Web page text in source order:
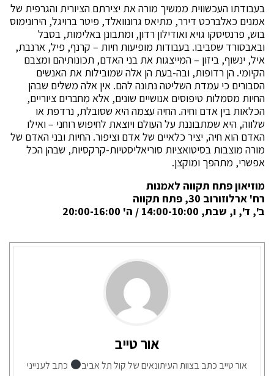
בעבודתו העכשווית ממשיך מורה את יצירתם הציורית והגרפית של
אמנים כאלברכט דירר, מתיאס גרונוואלד, פיטר ברויגל, הירונימוס
בוש, פרנסיסקו גויא ואודילון רדון, ומתבונן באלימות, בסבל
ובאבסורד שסביבו. בעבודות מופיעות חיות – קרנף, פיל, ארנבת,
איל, ינשוף, ביזון – המייצגות את בני האדם, תכונותיהם ומצבם
הקיומי. הן רדופות, ובה-בעת הן אלה שמובילות את האנשים
הסבורים כי עמדת השליטה נתונה להם. אין אלה משלים שבהן
החיות מסמלות טיפוסים אנושיים שונים, אלא מִחברים ציוריים,
הכלאות בין אדם וחיה. החיה עצמה היא שסובלת, נרדפת או
שלווה, היא שמתבוננת על העולם ויוצאת לחיפוש רוחני – ואילו
האדם הוא חיה, יציר כלאיים של אדם וציפור. החיות ובני האדם של
מורה מוצבות בסיטואציות סוריאליסטיות-קרקסיות, שבהן הכל
אפשרי, מתהפך ומוקצן.
מוזיאון פתח תקווה לאמנות
רח' ארלוזורוב 30, פתח תקווה
ב', ד', ו, שבת, 14:00-10:00 / ה' 20:00-16:00
אור טייב
אור טייב כתב בצוות העיתונאים של קול תל אביב
כתב לענייני